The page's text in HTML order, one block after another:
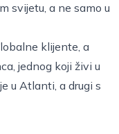
svijetu, a ne samo u
klijente, a
jednog koji živi u
u Atlanti, a drugi s